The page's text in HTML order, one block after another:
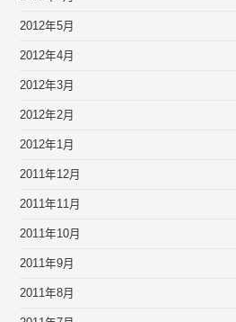
2012年5月
2012年4月
2012年3月
2012年2月
2012年1月
2011年12月
2011年11月
2011年10月
2011年9月
2011年8月